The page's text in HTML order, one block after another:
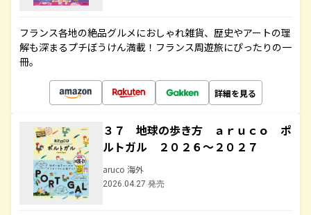
フランス各地の絶品グルメにおしゃれ雑貨、歴史やアートの理
解も深まるプチぼうけん満載！フランス周遊旅にぴったりの一
冊。
詳細を見る
３７ 地球の歩き方 ａｒｕｃｏ ポ
ルトガル ２０２６～２０２７
aruco 海外
2026.04.27 発売